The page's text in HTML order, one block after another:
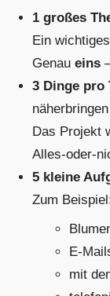
1 großes
Ein
Genaueins
3 Dinge pro
näherbringen
Das Projekt
Alles-oder-
5 kleine
Zum
E-
mit